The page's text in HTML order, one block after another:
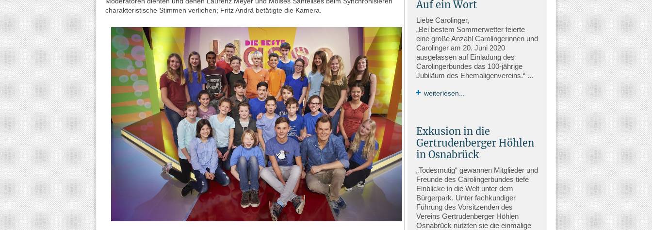
charakteristische Stimmen verliehen; Fritz Andrä betätigte die Kamera.
Auf ein Wort
Liebe Carolinger,
„Bei bestem Sommerwetter feierte
eine große Anzahl Carolingerinnen und
Carolinger am 20. Juni 2020
ausgelassen auf Einladung des
Carolingerbundes das 100-jährige
Jubiläum des Ehemaligenvereins.“ ...
weiterlesen...
Exkusion in die
Gertrudenberger Höhlen
in Osnabrück
„Todesmutig“ gewannen Mitglieder und
Freunde des Carolingerbundes tiefe
Einblicke in die Welt unter dem
Bürgerpark. Unter fachkundiger
Führung des Vorsitzenden des
Vereins Gertrudenberger Höhlen
Osnabrück nutzten sie die einmalige